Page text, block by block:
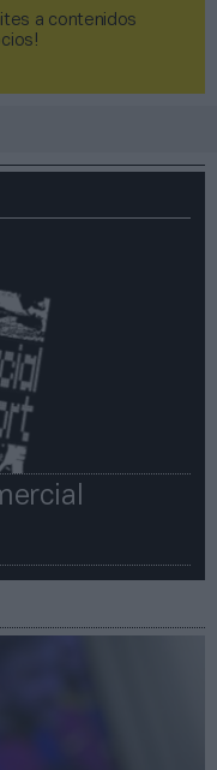
a contenidos